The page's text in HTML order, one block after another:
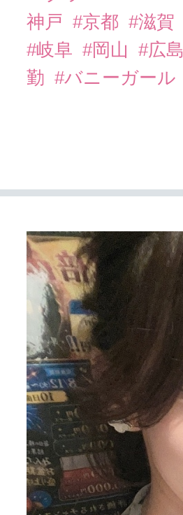
神戸 #京都 #滋賀
#岐阜 #岡山 #広島
勤 #バニーガール